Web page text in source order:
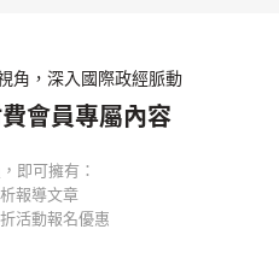
角，深入國際政經脈動
會員專屬內容
即可擁有：
報導文章
活動報名優惠